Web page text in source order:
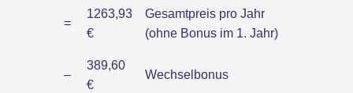
=
1263,93
€
Gesamtpreis pro Jahr
(ohne Bonus im 1. Jahr)
–
389,60
€
Wechselbonus